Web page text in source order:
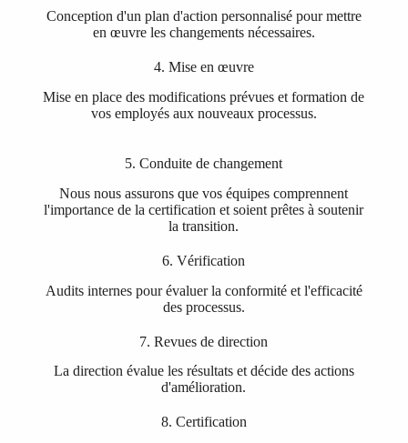
Conception d'un plan d'action personnalisé pour mettre
en œuvre les changements nécessaires.
4. Mise en œuvre
Mise en place des modifications prévues et formation de
vos employés aux nouveaux processus.
5. Conduite de changement
Nous nous assurons que vos équipes comprennent
l'importance de la certification et soient prêtes à soutenir
la transition.
6. Vérification
Audits internes pour évaluer la conformité et l'efficacité
des processus.
7. Revues de direction
La direction évalue les résultats et décide des actions
d'amélioration.
8. Certification